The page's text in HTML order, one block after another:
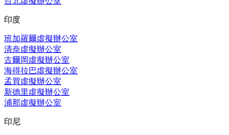
印度
班加羅爾虛擬辦公室
清奈虛擬辦公室
古爾岡虛擬辦公室
海得拉巴虛擬辦公室
孟買虛擬辦公室
新德里虛擬辦公室
浦那虛擬辦公室
印尼